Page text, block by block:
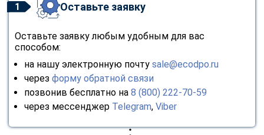
1 Оставьте заявку
Оставьте заявку любым удобным для вас
способом:
на нашу электронную почту sale@ecodpo.ru
через форму обратной связи
позвонив бесплатно на 8 (800) 222-70-59
через мессенджер Telegram, Viber